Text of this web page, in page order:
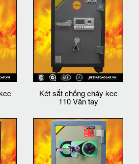
Két sắt chống cháy kcc
110 Vân tay